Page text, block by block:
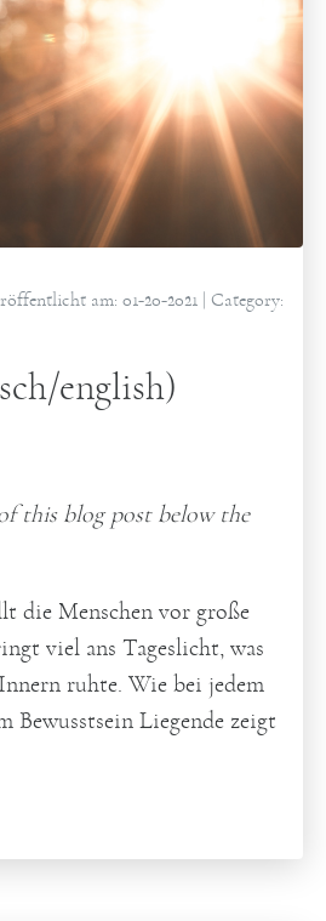
am: 01-20-2021 | Category:
english)
this blog post below the
die Menschen vor große
viel ans Tageslicht, was
ruhte. Wie bei jedem
Bewusstsein Liegende zeigt